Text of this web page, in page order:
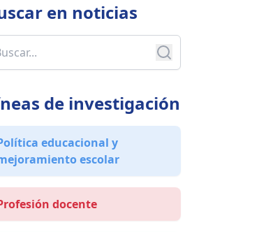
en noticias
de investigación
educacional y
escolar
docente